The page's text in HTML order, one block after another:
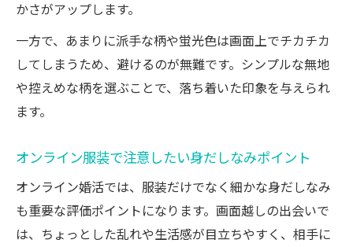
かさがアップします。
一方で、あまりに派手な柄や蛍光色は画面上でチカチカ
してしまうため、避けるのが無難です。シンプルな無地
や控えめな柄を選ぶことで、落ち着いた印象を与えられ
ます。
オンライン服装で注意したい身だしなみポイント
オンライン婚活では、服装だけでなく細かな身だしなみ
も重要な評価ポイントになります。画面越しの出会いで
は、ちょっとした乱れや生活感が目立ちやすく、相手に